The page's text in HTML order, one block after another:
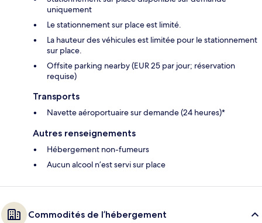
uniquement
Le stationnement sur place est limité.
La hauteur des véhicules est limitée pour le stationnement
sur place.
Offsite parking nearby (EUR 25 par jour; réservation
requise)
Transports
Navette aéroportuaire sur demande (24 heures)*
Autres renseignements
Hébergement non-fumeurs
Aucun alcool n’est servi sur place
Commodités de l’hébergement